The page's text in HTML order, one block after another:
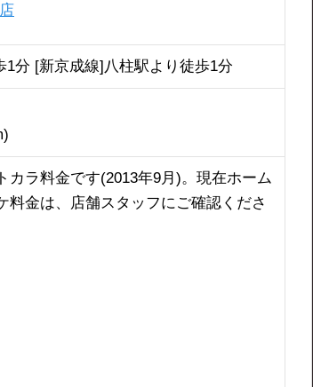
分 [新京成線]八柱駅より徒歩1分
カラ料金です(2013年9月)。現在ホーム
料金は、店舗スタッフにご確認くださ